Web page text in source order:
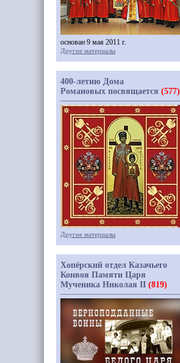
основан 9 мая 2011 г.
Другие материалы
400-летию Дома
Романовых посвящается (577)
Другие материалы
Хопёрский отдел Казачьего
Конвоя Памяти Царя
Мученика Николая II (819)